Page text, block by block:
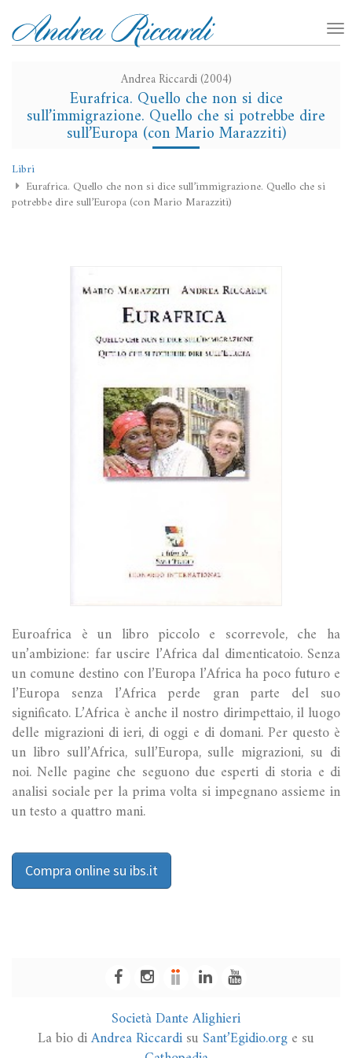
Andrea Riccardi (2004)
Eurafrica. Quello che non si dice
sull’immigrazione. Quello che si potrebbe dire
sull’Europa (con Mario Marazziti)
Libri
Eurafrica. Quello che non si dice sull’immigrazione. Quello che si
potrebbe dire sull’Europa (con Mario Marazziti)
Euroafrica è un libro piccolo e scorrevole, che ha
un’ambizione: far uscire l’Africa dal dimenticatoio. Senza
un comune destino con l’Europa l’Africa ha poco futuro e
l’Europa senza l’Africa perde gran parte del suo
significato. L’Africa è anche il nostro dirimpettaio, il luogo
delle migrazioni di ieri, di oggi e di domani. Per questo è
un libro sull’Africa, sull’Europa, sulle migrazioni, su di
noi. Nelle pagine che seguono due esperti di storia e di
analisi sociale per la prima volta si impegnano assieme in
un testo a quattro mani.
Compra online su ibs.it
Società Dante Alighieri
La bio diAndrea RiccardisuSant’Egidio.orge su